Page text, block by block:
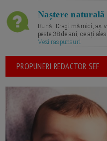
Naștere
Bună, Dragi mămici, aș
peste 38 de ani, ce ați
Vezi raspunsuri
PROPUNERI REDACTOR SEF